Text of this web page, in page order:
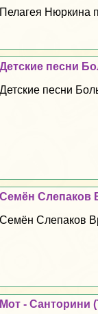
Пелагея Нюркина
Детские песни
Детские песни
Семён Слепаков
Семён Слепаков
Мот - Санторини